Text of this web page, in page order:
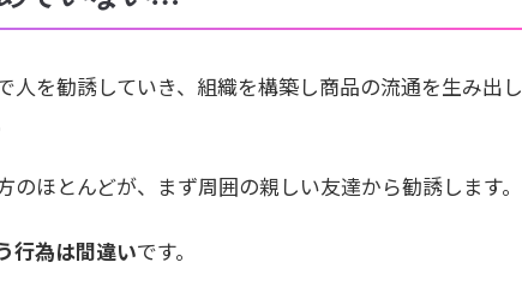
を勧誘していき、組織を構築し商品の流通を生み出し
ほとんどが、まず周囲の親しい友達から勧誘します。
行為は間違いです。